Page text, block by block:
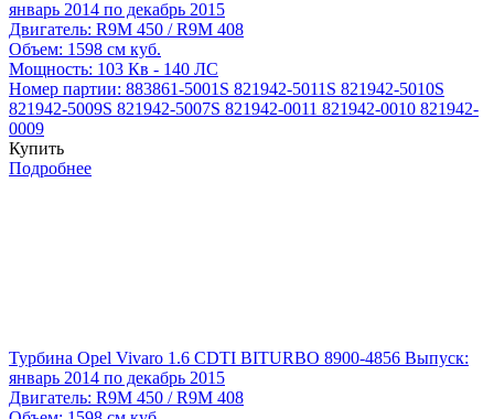
январь 2014 по декабрь 2015
Двигатель: R9M 450 / R9M 408
Объем: 1598 см куб.
Мощность: 103 Кв - 140 ЛС
Номер партии: 883861-5001S 821942-5011S 821942-5010S
821942-5009S 821942-5007S 821942-0011 821942-0010 821942-
0009
Купить
Подробнее
Турбина Opel Vivaro 1.6 CDTI BITURBO 8900-4856 Выпуск:
январь 2014 по декабрь 2015
Двигатель: R9M 450 / R9M 408